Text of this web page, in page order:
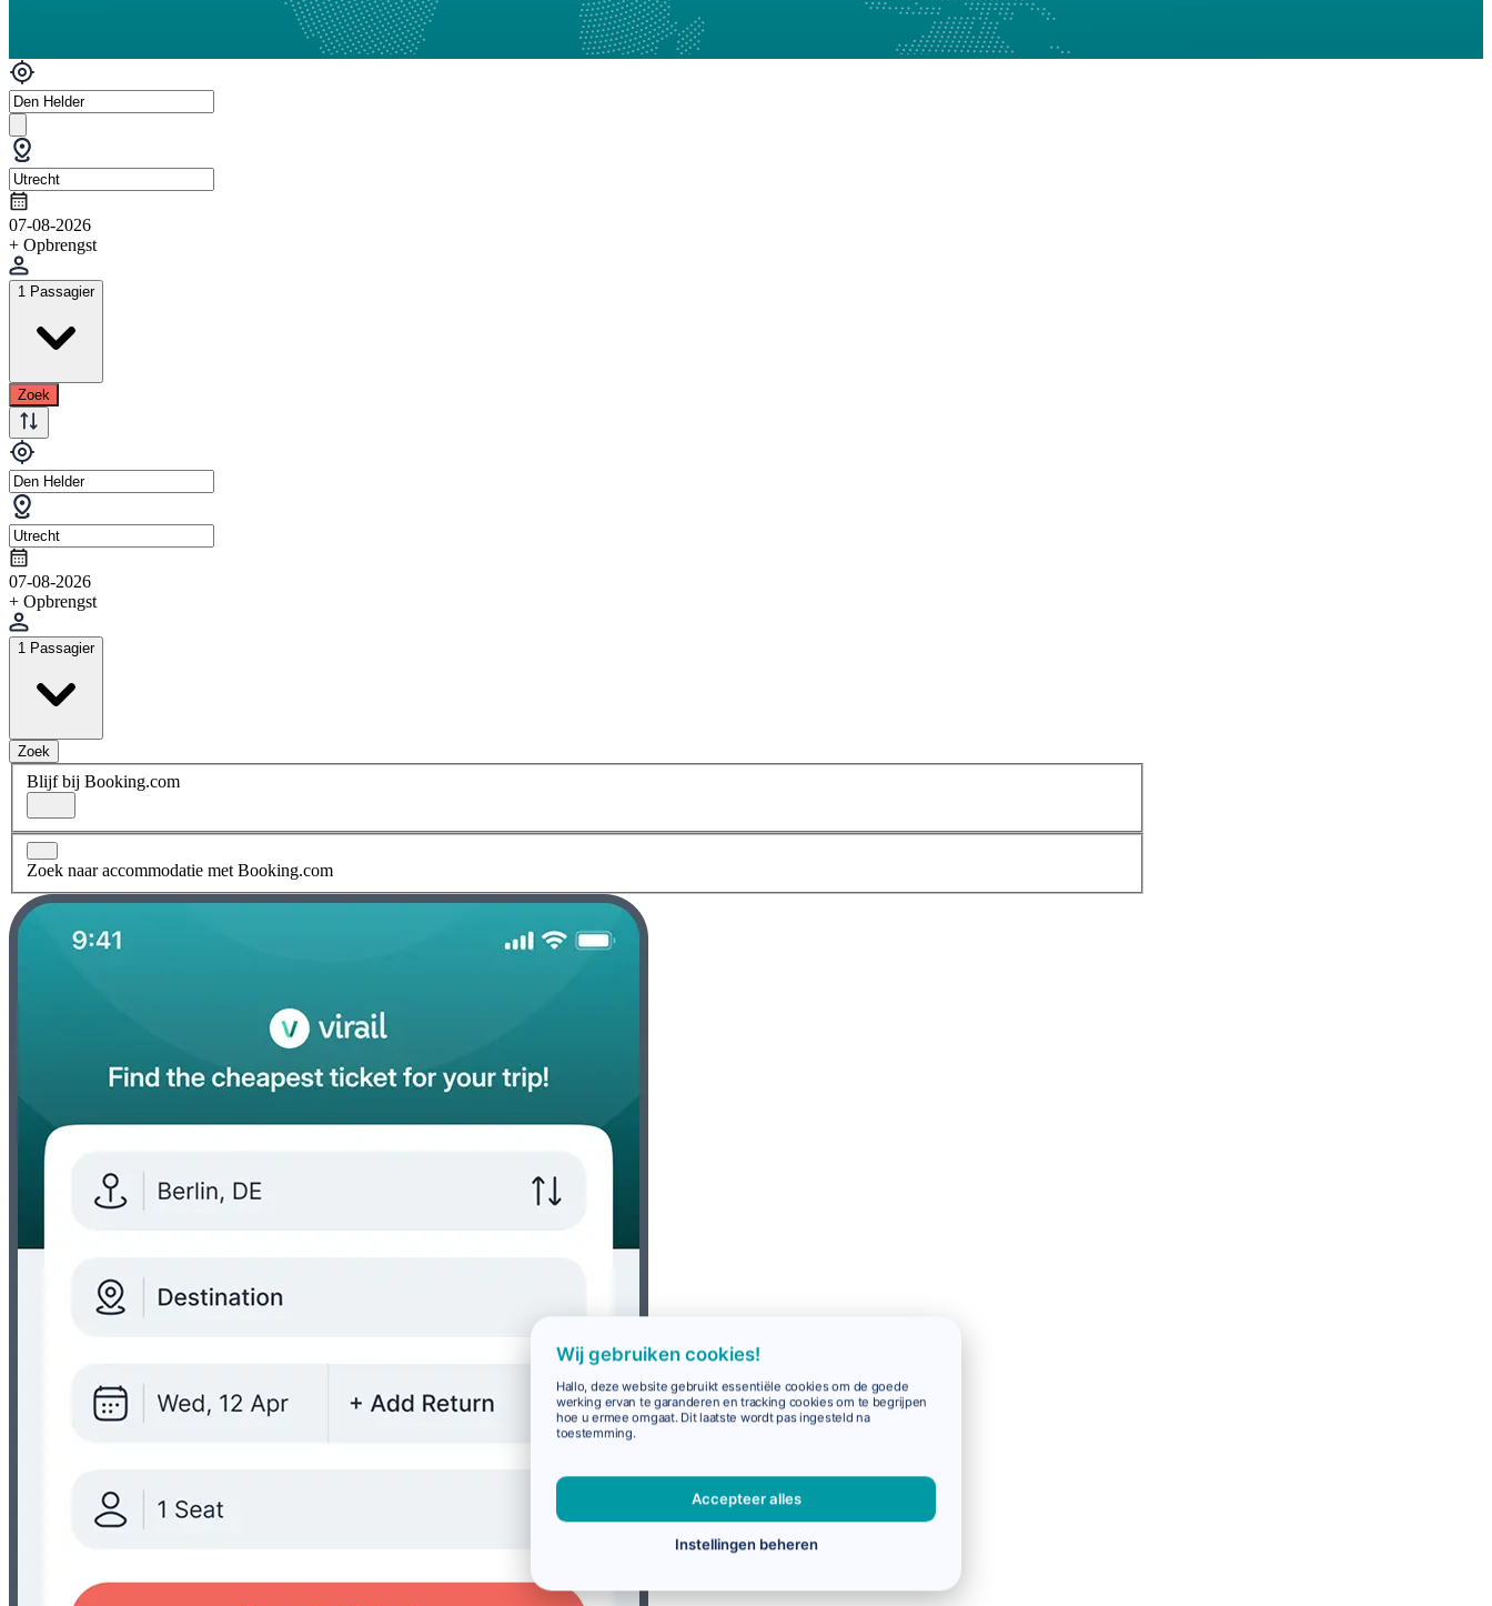
07-08-2026
+ Opbrengst
1 Passagier
Zoek
07-08-2026
+ Opbrengst
1 Passagier
Zoek
Blijf bij Booking.com
Zoek naar accommodatie met Booking.com
Wij gebruiken cookies!
Hallo, deze website gebruikt essentiële cookies om de goede
werking ervan te garanderen en tracking cookies om te begrijpen
hoe u ermee omgaat. Dit laatste wordt pas ingesteld na
toestemming.
Accepteer alles
Instellingen beheren